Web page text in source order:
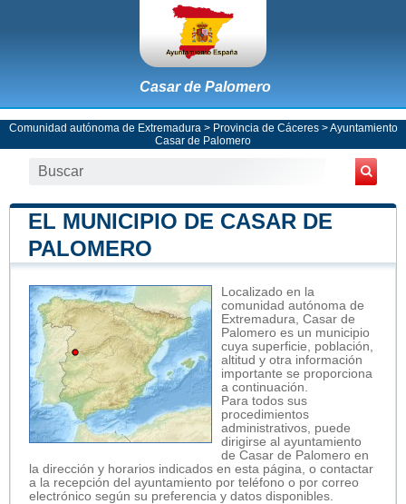
Casar de Palomero
Comunidad autónoma de Extremadura > Provincia de Cáceres>Ayuntamiento
Casar de Palomero
EL MUNICIPIO DE CASAR DE
PALOMERO
Localizado en la
comunidad autónoma de
Extremadura, Casar de
Palomero es un municipio
cuya superficie, población,
altitud y otra información
importante se proporciona
a continuación.
Para todos sus
procedimientos
administrativos, puede
dirigirse al ayuntamiento
de Casar de Palomero en
la dirección y horarios indicados en esta página, o contactar
a la recepción del ayuntamiento por teléfono o por correo
electrónico según su preferencia y datos disponibles.